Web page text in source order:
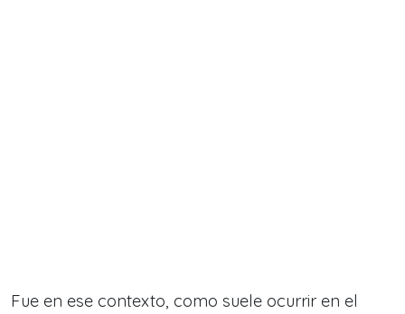
Fue en ese contexto, como suele ocurrir en el